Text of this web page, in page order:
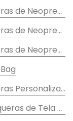
de Neopreno
de Neopreno
de Neopreno
de Tela -